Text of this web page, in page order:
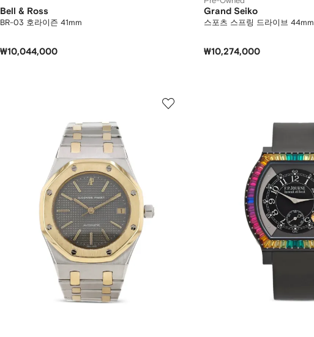
Bell & Ross
BR-03 호라이즌 41mm
₩10,044,000
Grand Seiko
스포츠 스프링 드라이브 44mm
₩10,274,000